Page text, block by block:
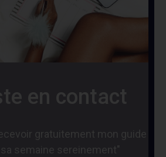
en contact
gratuitement mon guide
semaine sereinement"